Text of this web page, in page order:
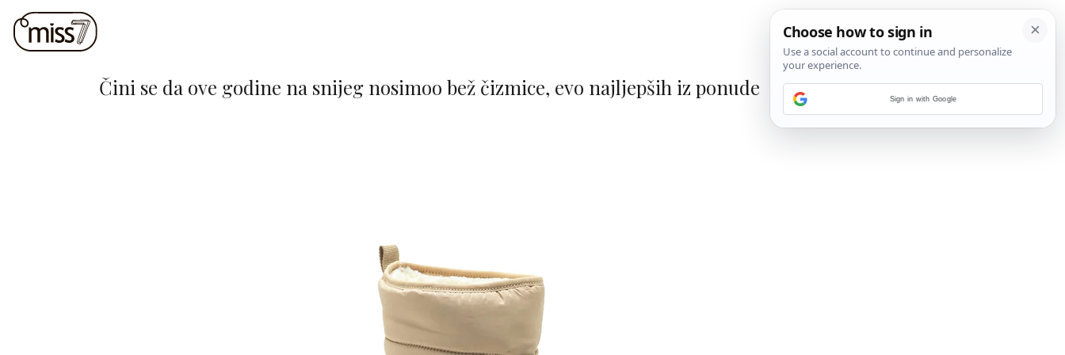
Čini se da ove godine na snijeg nosimoo bež čizmice, evo najljepših iz ponude
1/15
Sign in with Google